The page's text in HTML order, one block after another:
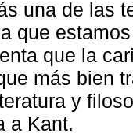
una de las
que
que la
más bien
y
a Kant.